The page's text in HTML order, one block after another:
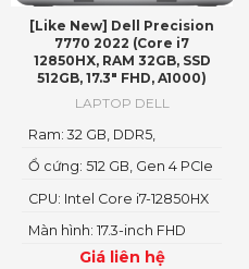
[Like New] Dell Precision
7770 2022 (Core i7
12850HX, RAM 32GB, SSD
512GB, 17.3″ FHD, A1000)
LAPTOP DELL
Giá liên hệ
Màn hình: 17.3-inch FHD
1920 x 1080
CPU: Intel Core i7-12850HX
Ổ cứng: 512 GB, Gen 4 PCIe
Ram: 32 GB, DDR5,